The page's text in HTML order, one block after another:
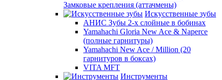
Замковые крепления (аттачмены)
Искусственные зубы
АНИС Зубы 2-х слойные в бобинах
Yamahachi Gloria New Ace & Naperce
(полные гарнитуры)
Yamahachi New Ace / Million (20
гарнитуров в боксах)
VITA MFT
Инструменты